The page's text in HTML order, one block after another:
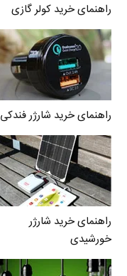
راهنمای خرید کولر گازی
راهنمای خرید شارژر فندکی
راهنمای خرید شارژر
خورشیدی